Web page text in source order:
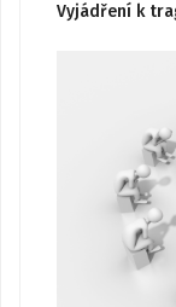
Vyjádření k